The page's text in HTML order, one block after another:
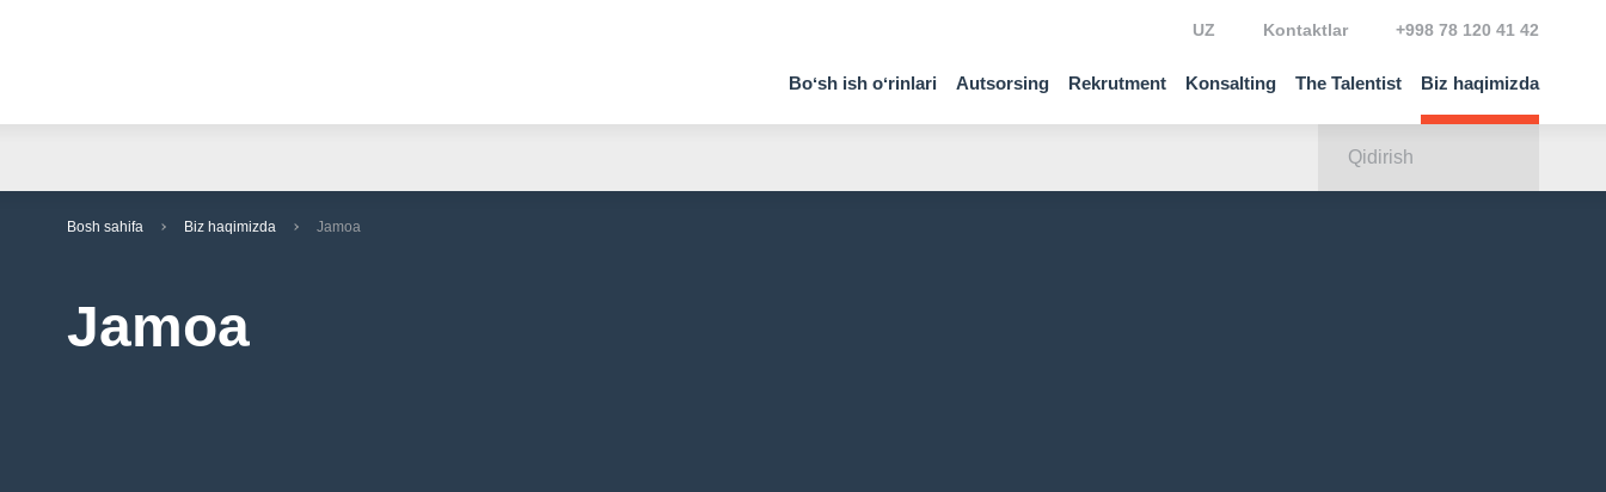
Boʻsh ish oʻrinlari Autsorsing Rekrutment Konsalting The Talentist Biz haqimizda
UZ Kontaktlar +998 78 120 41 42
Bosh sahifa Biz haqimizda Jamoa
Jamoa